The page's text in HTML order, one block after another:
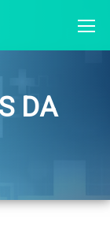
DA